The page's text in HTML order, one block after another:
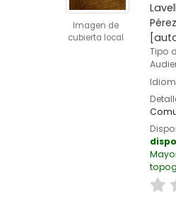
Imagen de
cubierta local
Tipo